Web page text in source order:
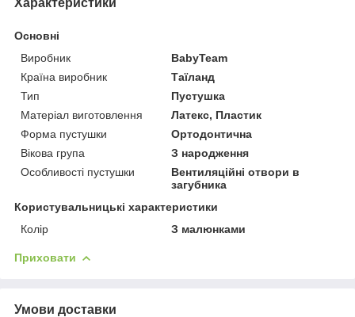
Основні
Виробник
BabyTeam
Країна виробник
Таїланд
Тип
Пустушка
Матеріал виготовлення
Латекс, Пластик
Форма пустушки
Ортодонтична
Вікова група
З народження
Особливості пустушки
Вентиляційні отвори в
загубника
Користувальницькі характеристики
Колір
З малюнками
Приховати
Умови доставки